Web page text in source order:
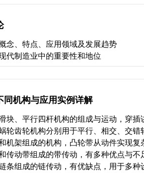
念、特点、应用领域及发展趋势
代制造业中的重要性和地位
同机构与应用实例详解
块、平行四杆机构的组成与运动，穿
轮齿轮机构分别用于平行、相交、交
机架组成的机构，凸轮带从动件实现
传动带组成的带传动，有多种优点与
条组成的链传动，有优缺点，用于多